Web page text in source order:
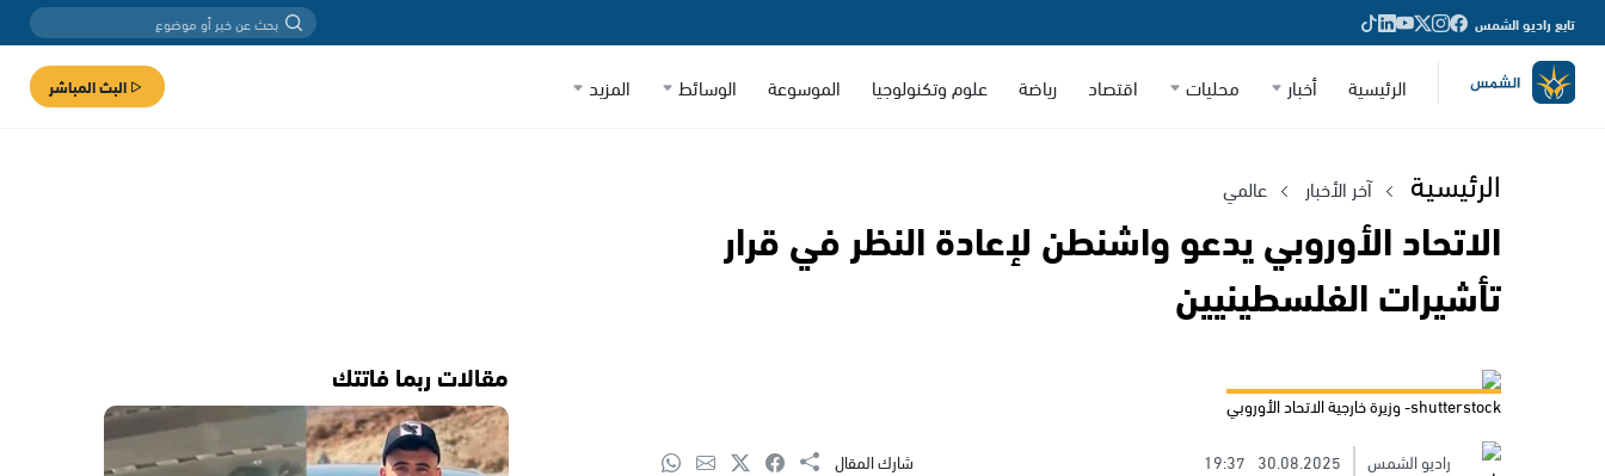
تابع راديو الشمس
الرئيسية أخبار محليات اقتصاد رياضة علوم وتكنولوجيا الموسوعة الوسائط المزيد البث المباشر
الرئيسية آخر الأخبار عالمي
الاتحاد الأوروبي يدعو واشنطن لإعادة النظر في قرار
تأشيرات الفلسطينيين
shutterstock- وزيرة خارجية الاتحاد الأوروبي
راديو الشمس
30.08.2025
19:37 شارك المقال
مقالات ربما فاتتك